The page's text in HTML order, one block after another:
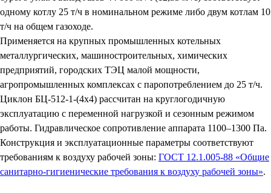
одному котлу 25 т/ч в номинальном режиме либо двум котлам 10
т/ч на общем газоходе.
Применяется на крупных промышленных котельных
металлургических, машиностроительных, химических
предприятий, городских ТЭЦ малой мощности,
агропромышленных комплексах с паропотреблением до 25 т/ч.
Циклон БЦ-512-1-(4х4) рассчитан на круглогодичную
эксплуатацию с переменной нагрузкой и сезонным режимом
работы. Гидравлическое сопротивление аппарата 1100–1300 Па.
Конструкция и эксплуатационные параметры соответствуют
требованиям к воздуху рабочей зоны: ГОСТ 12.1.005-88 «Общие
санитарно-гигиенические требования к воздуху рабочей зоны».